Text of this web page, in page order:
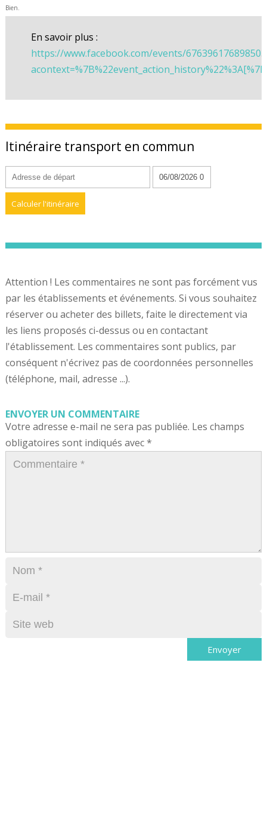
Bien.
En savoir plus :
https://www.facebook.com/events/
Itinéraire transport en commun
Attention ! Les commentaires ne sont pas forcément vus
par les établissements et événements. Si vous souhaitez
réserver ou acheter des billets, faite le directement via
les liens proposés ci-dessus ou en contactant
l'établissement. Les commentaires sont publics, par
conséquent n'écrivez pas de coordonnées personnelles
(téléphone, mail, adresse ...).
ENVOYER UN COMMENTAIRE
Votre adresse e-mail ne sera pas publiée. Les champs
obligatoires sont indiqués avec*